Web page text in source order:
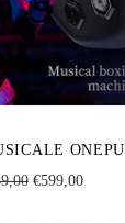
Sale
€599,00